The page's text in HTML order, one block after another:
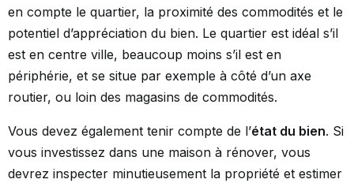
en compte le quartier, la proximité des commodités et le
potentiel d’appréciation du bien. Le quartier est idéal s’il
est en centre ville, beaucoup moins s’il est en
périphérie, et se situe par exemple à côté d’un axe
routier, ou loin des magasins de commodités.
Vous devez également tenir compte de l’état du bien. Si
vous investissez dans une maison à rénover, vous
devrez inspecter minutieusement la propriété et estimer